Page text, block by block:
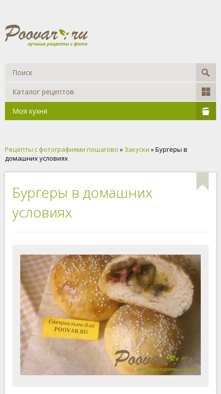
Каталог рецептов
Моя кухня
Рецепты с фотографиями пошагово » Закуски » Бургеры в
домашних условиях
Бургеры в домашних
условиях